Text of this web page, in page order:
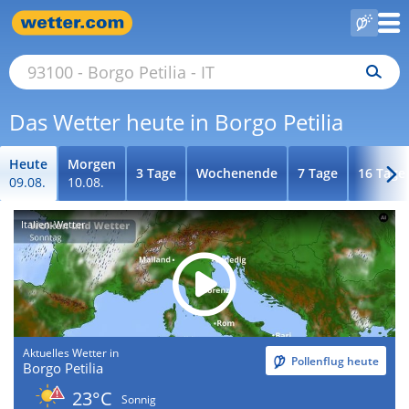
Das Wetter heute in Borgo Petilia
Heute
09.08.
Morgen
10.08.
3 Tage Wochenende 7 Tage 16 Tage
Italien-Wetter
Aktuelles Wetter in
Borgo Petilia Pollenflug heute
23°C
Sonnig